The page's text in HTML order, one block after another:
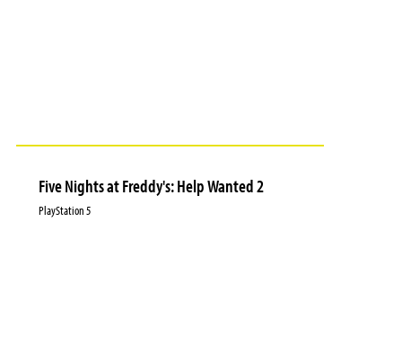
Five Nights at Freddy's: Help Wanted 2
PlayStation 5